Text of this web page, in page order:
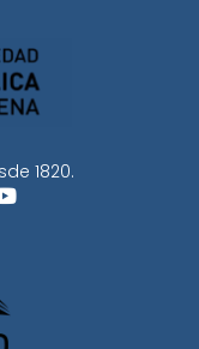
1820.